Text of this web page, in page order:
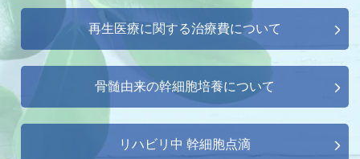
再生医療に関する治療費について
骨髄由来の幹細胞培養について
リハビリ中 幹細胞点滴